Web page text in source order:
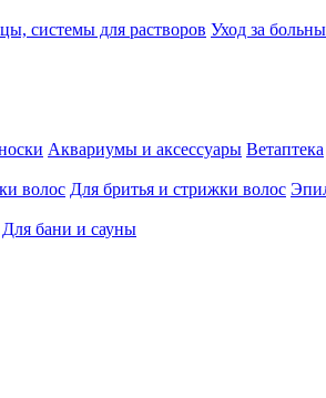
системы для растворов Уход за
Аквариумы и аксессуары Ветаптека
волос Для бритья и стрижки волос
Для бани и сауны